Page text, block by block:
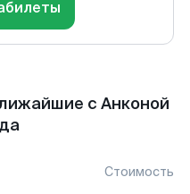
с Анконой
Стоимость